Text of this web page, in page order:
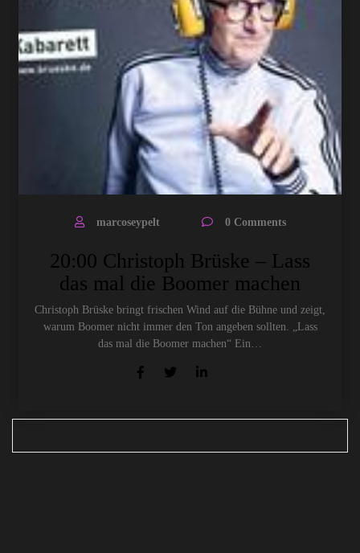
marcoseypelt 0 Comments
20:00 Christoph Brüske – Lass
das mal die Boomer machen
Christoph Brüske bringt frischen Wind auf die Bühne und zeigt,
warum Boomer nicht immer den Ton angeben sollten. „Lass
das mal die Boomer machen“ Ein…